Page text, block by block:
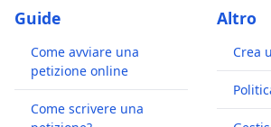
Guide
Come avviare una
petizione online
Come scrivere una
Altro
Crea